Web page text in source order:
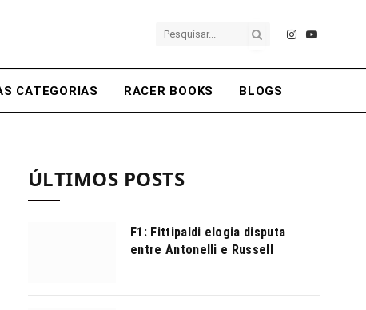
Instagram
YouTube
CATEGORIAS RACER BOOKS BLOGS
ÚLTIMOS POSTS
F1: Fittipaldi elogia disputa
entre Antonelli e Russell